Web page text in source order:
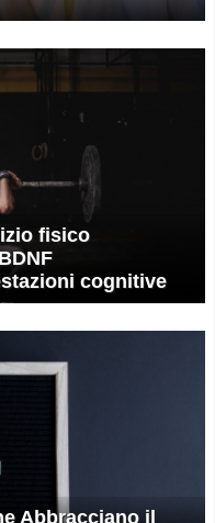
fisico
cognitive
Abbracciano il